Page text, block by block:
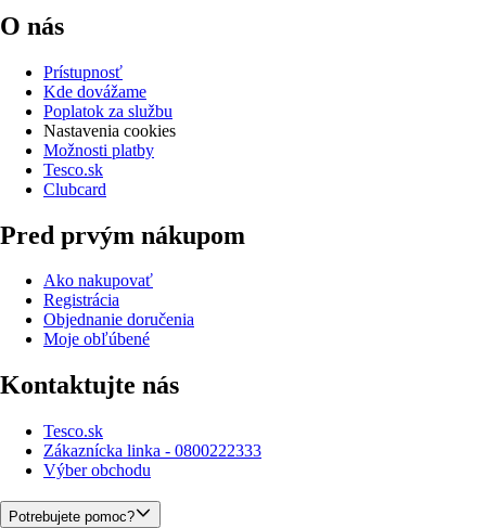
O nás
Prístupnosť
Kde dovážame
Poplatok za službu
Nastavenia cookies
Možnosti platby
Tesco.sk
Clubcard
Pred prvým nákupom
Ako nakupovať
Registrácia
Objednanie doručenia
Moje obľúbené
Kontaktujte nás
Tesco.sk
Zákaznícka linka - 0800222333
Výber obchodu
Potrebujete pomoc?